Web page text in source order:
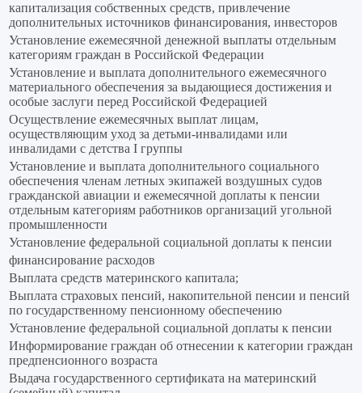
капитализация собственных средств, привлечение
дополнительных источников финансирования, инвесторов
Установление ежемесячной денежной выплаты отдельным
категориям граждан в Российской Федерации
Установление и выплата дополнительного ежемесячного
материального обеспечения за выдающиеся достижения и
особые заслуги перед Российской Федерацией
Осуществление ежемесячных выплат лицам,
осуществляющим уход за детьми-инвалидами или
инвалидами с детства I группы
Установление и выплата дополнительного социального
обеспечения членам летных экипажей воздушных судов
гражданской авиации и ежемесячной доплаты к пенсии
отдельным категориям работников организаций угольной
промышленности
Установление федеральной социальной доплаты к пенсии
финансирование расходов
Выплата средств материнского капитала;
Выплата страховых пенсий, накопительной пенсии и пенсий
по государственному пенсионному обеспечению
Установление федеральной социальной доплаты к пенсии
Информирование граждан об отнесении к категории граждан
предпенсионного возраста
Выдача государственного сертификата на материнский